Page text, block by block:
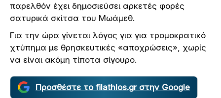
παρελθόν έχει δημοσιεύσει αρκετές φορές
σατυρικά σκίτσα του Μωάμεθ.
Για την ώρα γίνεται λόγος για για τρομοκρατικό
χτύπημα με θρησκευτικές «αποχρώσεις», χωρίς
να είναι ακόμη τίποτα σίγουρο.
Προσθέστε το filathlos.gr στην Google